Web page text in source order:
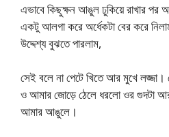
এভাবে কিছুক্ষন আঙুল ঢুকিয়ে রাখার পর
একটু আলগা করে অর্ধেকটা বের করে
উদ্দেশ্য বুঝতে পারলাম,
সেই বলে না পেটে খিতে আর মুখে লজ্জা।
ও আমার জোড়ে ঠেলে ধরলো ওর গুদটা
আমার আঙুলে।